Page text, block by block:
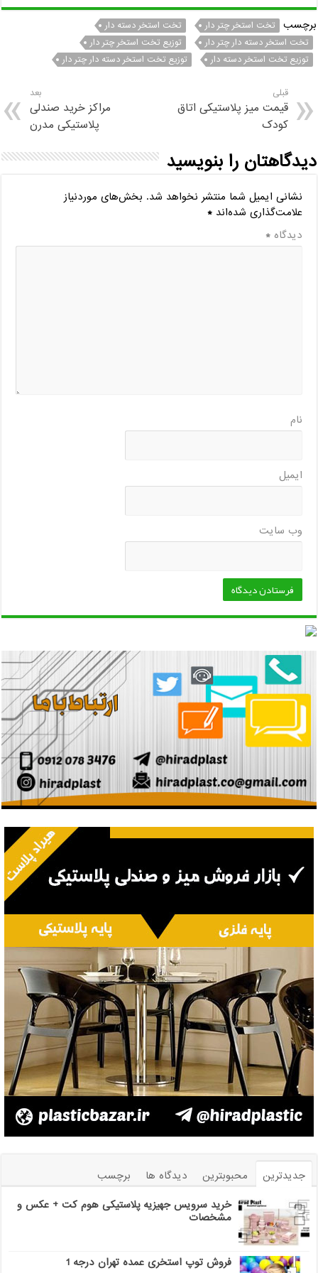
برچسب تخت استخر چتر دار
تخت استخر دسته دار
تخت استخر دسته دار چتر دار
توزیع تخت استخر چتر دار
توزیع تخت استخر دسته دار
توزیع تخت استخر دسته دار چتر دار
قبلی
قیمت میز پلاستیکی اتاق
کودک
بعد
مراکز خرید صندلی
پلاستیکی مدرن
دیدگاهتان را بنویسید
نشانی ایمیل شما منتشر نخواهد شد. بخش‌های موردنیاز
علامت‌گذاری شده‌اند*
دیدگاه*
نام
ایمیل
وب‌ سایت
جدیدترین محبوبترین دیدگاه ها
برچسب
خرید سرویس جهیزیه پلاستیکی هوم کت + عکس و
مشخصات
فروش توپ استخری عمده تهران درجه 1